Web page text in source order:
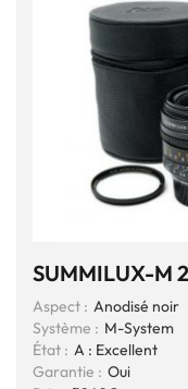
SUMMILUX-M
Aspect : Anodisé noir
Système : M-System
État : A : Excellent
Garantie : Oui